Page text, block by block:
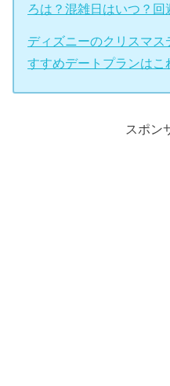
ろは？混雑日はいつ？回
ディズニーのクリスマ
すすめデートプランはこ
スポン